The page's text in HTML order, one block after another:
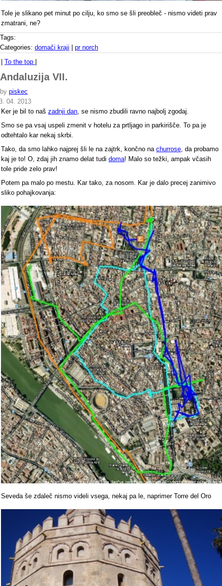
Tole je slikano pet minut po cilju, ko smo se šli preobleč - nismo videti prav
zmatrani, ne?
Tags:
Categories: domači kraji
pr norch
To the top
Andaluzija VII.
by piskec
04. 2013
Ker je bil to naš zadnji dan, se nismo zbudili ravno najbolj zgodaj.
Smo se pa vsaj uspeli zmenit v hotelu za prtljago in parkirišče. To pa je
odtehtalo kar nekaj skrbi.
Tako, da smo lahko najprej šli le na zajtrk, končno na churrose, da probamo
kaj je to! O, zdaj jih znamo delat tudi doma! Malo so težki, ampak včasih
tole pride zelo prav!
Potem pa malo po mestu. Kar tako, za nosom. Kar je dalo precej zanimivo
sliko pohajkovanja:
Seveda še zdaleč nismo videli vsega, nekaj pa le, naprimer Torre del Oro